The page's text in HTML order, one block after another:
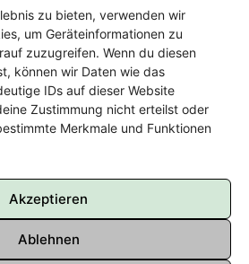
zu bieten, verwenden wir
um Geräteinformationen zu
zuzugreifen. Wenn du diesen
können wir Daten wie das
IDs auf dieser Website
Zustimmung nicht erteilst oder
Merkmale und Funktionen
Akzeptieren
Ablehnen
- Easthouse
roethelheimpark.de